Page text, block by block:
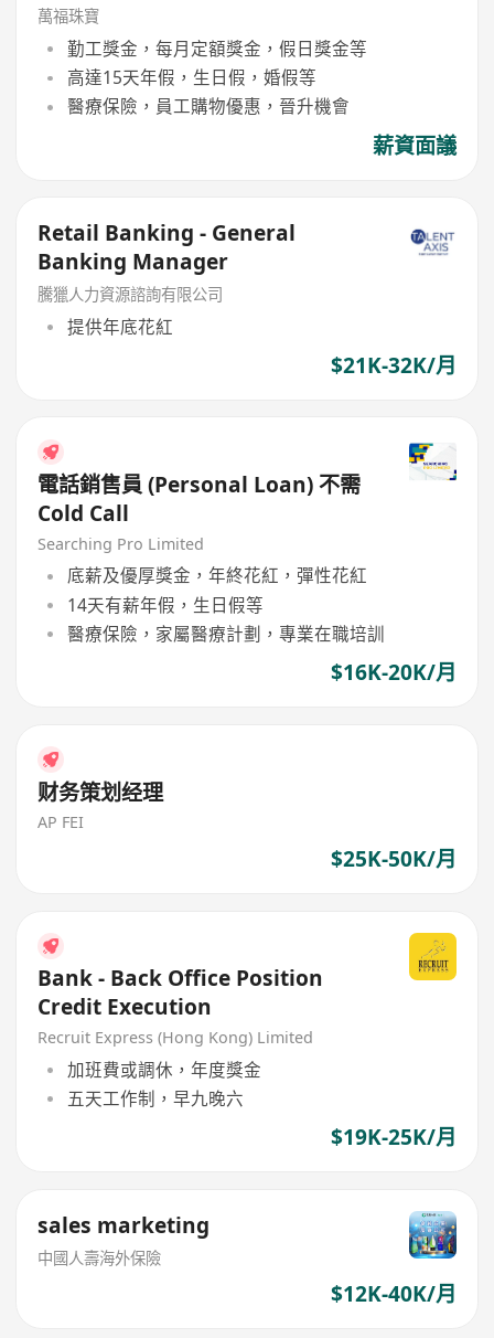
萬福珠寶
勤工獎金，每月定額獎金，假日獎金等
高達15天年假，生日假，婚假等
醫療保險，員工購物優惠，晉升機會
薪資面議
Retail Banking - General
Banking Manager
騰獵人力資源諮詢有限公司
提供年底花紅
$21K-32K/月
電話銷售員 (Personal Loan) 不需
Cold Call
Searching Pro Limited
底薪及優厚獎金，年終花紅，彈性花紅
14天有薪年假，生日假等
醫療保險，家屬醫療計劃，專業在職培訓
$16K-20K/月
财务策划经理
AP FEI
$25K-50K/月
Bank - Back Office Position
Credit Execution
Recruit Express (Hong Kong) Limited
加班費或調休，年度獎金
五天工作制，早九晚六
$19K-25K/月
sales marketing
中國人壽海外保險
$12K-40K/月